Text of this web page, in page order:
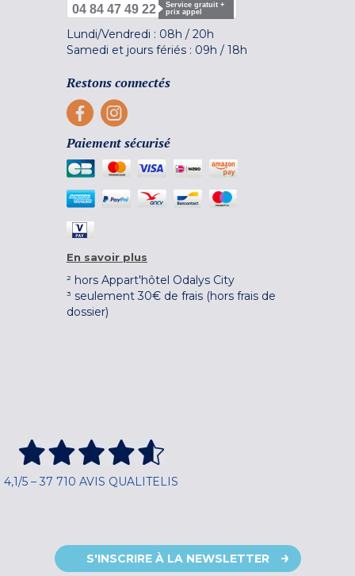
04 84 47 49 22
Service gratuit +
prix appel
Lundi/Vendredi : 08h / 20h
Samedi et jours fériés : 09h / 18h
Restons connectés
Paiement sécurisé
En savoir plus
² hors Appart'hôtel Odalys City
³ seulement 30€ de frais (hors frais de
dossier)
4,1/5 – 37 710 AVIS QUALITELIS
S'INSCRIRE À LA NEWSLETTER